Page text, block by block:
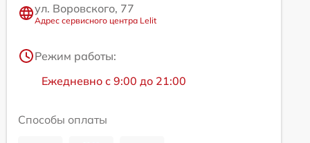
ул. Воровского, 77
Адрес сервисного центра Lelit
Режим работы:
Ежедневно с 9:00 до 21:00
Способы оплаты